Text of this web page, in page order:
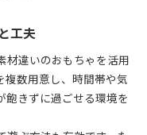
工夫
材違いのおもちゃを活用
複数用意し、時間帯や気
飽きずに過ごせる環境を